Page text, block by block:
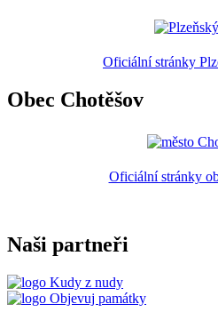
Oficiální stránky
Obec Chotěšov
Oficiální stránky
Naši partneři
Kudy z nudy
Objevuj památky